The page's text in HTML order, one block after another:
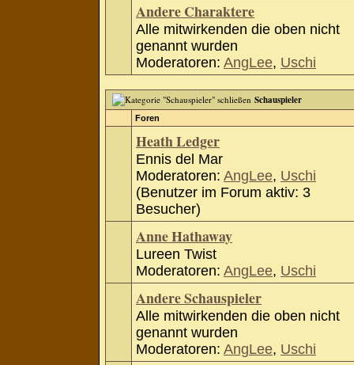
Andere Charaktere
Alle mitwirkenden die oben nicht
genannt wurden
Moderatoren: AngLee, Uschi
Schauspieler
Foren
Heath Ledger
Ennis del Mar
Moderatoren: AngLee, Uschi
(Benutzer im Forum aktiv: 3
Besucher)
Anne Hathaway
Lureen Twist
Moderatoren: AngLee, Uschi
Andere Schauspieler
Alle mitwirkenden die oben nicht
genannt wurden
Moderatoren: AngLee, Uschi